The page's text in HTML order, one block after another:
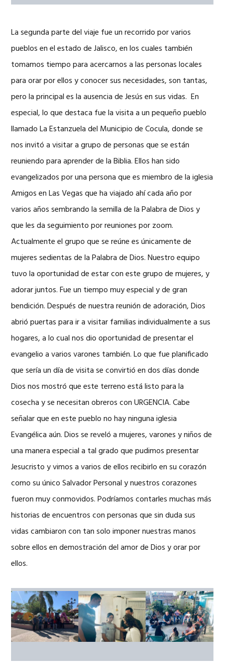
La segunda parte del viaje fue un recorrido por varios
pueblos en el estado de Jalisco, en los cuales también
tomamos tiempo para acercarnos a las personas locales
para orar por ellos y conocer sus necesidades, son tantas,
pero la principal es la ausencia de Jesús en sus vidas. En
especial, lo que destaca fue la visita a un pequeño pueblo
llamado La Estanzuela del Municipio de Cocula, donde se
nos invitó a visitar a grupo de personas que se están
reuniendo para aprender de la Biblia. Ellos han sido
evangelizados por una persona que es miembro de la iglesia
Amigos en Las Vegas que ha viajado ahí cada año por
varios años sembrando la semilla de la Palabra de Dios y
que les da seguimiento por reuniones por zoom.
Actualmente el grupo que se reúne es únicamente de
mujeres sedientas de la Palabra de Dios. Nuestro equipo
tuvo la oportunidad de estar con este grupo de mujeres, y
adorar juntos. Fue un tiempo muy especial y de gran
bendición. Después de nuestra reunión de adoración, Dios
abrió puertas para ir a visitar familias individualmente a sus
hogares, a lo cual nos dio oportunidad de presentar el
evangelio a varios varones también. Lo que fue planificado
que sería un día de visita se convirtió en dos días donde
Dios nos mostró que este terreno está listo para la
cosecha y se necesitan obreros con URGENCIA. Cabe
señalar que en este pueblo no hay ninguna iglesia
Evangélica aún. Dios se reveló a mujeres, varones y niños de
una manera especial a tal grado que pudimos presentar
Jesucristo y vimos a varios de ellos recibirlo en su corazón
como su único Salvador Personal y nuestros corazones
fueron muy conmovidos. Podríamos contarles muchas más
historias de encuentros con personas que sin duda sus
vidas cambiaron con tan solo imponer nuestras manos
sobre ellos en demostración del amor de Dios y orar por
ellos.